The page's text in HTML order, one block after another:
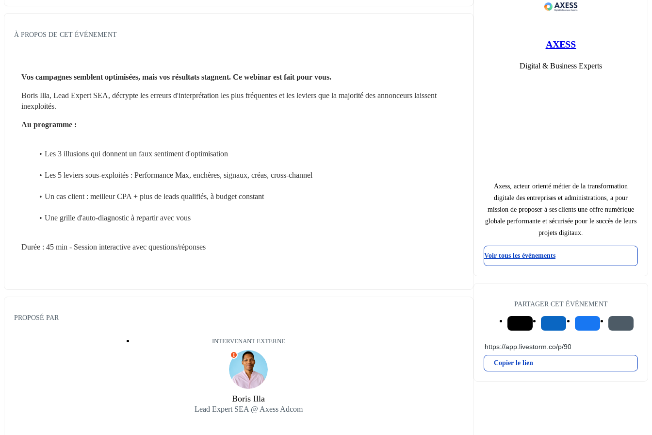
À PROPOS DE CET ÉVÉNEMENT
Vos campagnes semblent optimisées, mais vos résultats stagnent. Ce webinar est fait pour vous.
Boris Illa, Lead Expert SEA, décrypte les erreurs d'interprétation les plus fréquentes et les leviers que la majorité des annonceurs laissent
inexploités.
Au programme :
Les 3 illusions qui donnent un faux sentiment d'optimisation
Les 5 leviers sous-exploités : Performance Max, enchères, signaux, créas, cross-channel
Un cas client : meilleur CPA + plus de leads qualifiés, à budget constant
Une grille d'auto-diagnostic à repartir avec vous
Durée : 45 min - Session interactive avec questions/réponses
PROPOSÉ PAR
INTERVENANT EXTERNE
I
Boris Illa
Lead Expert SEA @ Axess Adcom
AXESS
Digital & Business Experts
Axess, acteur orienté métier de la transformation
digitale des entreprises et administrations, a pour
mission de proposer à ses clients une offre numérique
globale performante et sécurisée pour le succès de leurs
projets digitaux.
Voir tous les événements
PARTAGER CET ÉVÉNEMENT
Copier le lien